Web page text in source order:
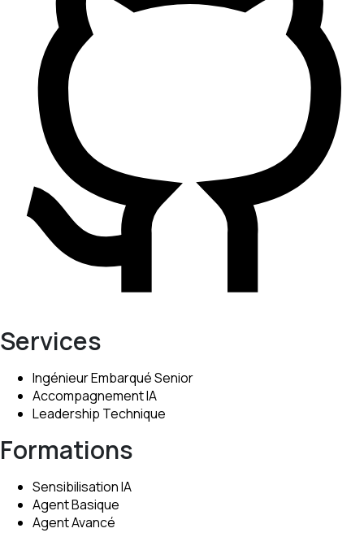
Services
Ingénieur Embarqué Senior
Accompagnement IA
Leadership Technique
Formations
Sensibilisation IA
Agent Basique
Agent Avancé